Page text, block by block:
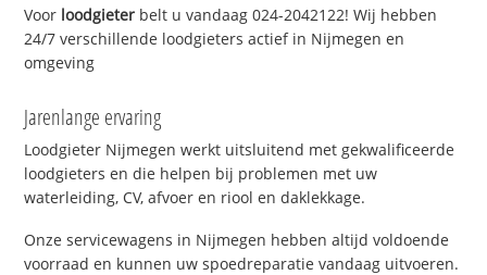
Voor loodgieter belt u vandaag 024-2042122! Wij hebben
24/7 verschillende loodgieters actief in Nijmegen en
omgeving
Jarenlange ervaring
Loodgieter Nijmegen werkt uitsluitend met gekwalificeerde
loodgieters en die helpen bij problemen met uw
waterleiding, CV, afvoer en riool en daklekkage.
Onze servicewagens in Nijmegen hebben altijd voldoende
voorraad en kunnen uw spoedreparatie vandaag uitvoeren.